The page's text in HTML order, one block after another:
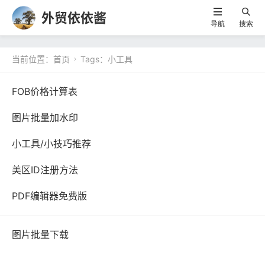
外贸依依酱 导航 搜索
当前位置： 首页  Tags：小工具
FOB价格计算表
图片批量加水印
小工具/小技巧推荐
美区ID注册方法
PDF编辑器免费版
图片批量下载